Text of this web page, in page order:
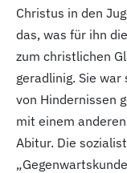
Christus in den
das, was für ihn
zum christlichen
geradlinig. Sie
von Hindernissen
mit einem
Abitur. Die